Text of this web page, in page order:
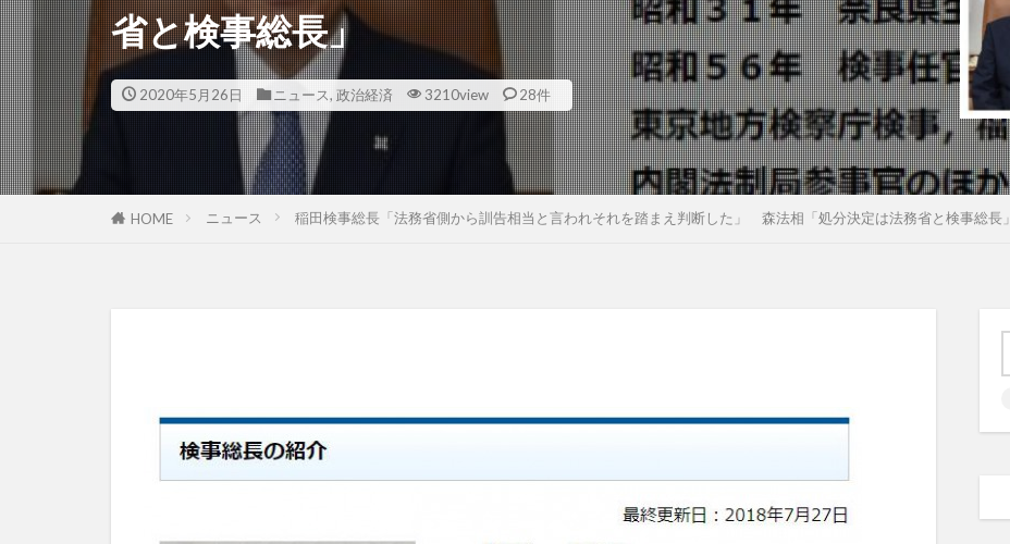
省と検事総長」
2020年5月26日 ニュース, 政治経済 3210view 28件
HOME ニュース 稲田検事総長「法務省側から訓告相当と言われそれを踏まえ判断した」 森法相「処分決定は法務省と検事総長」